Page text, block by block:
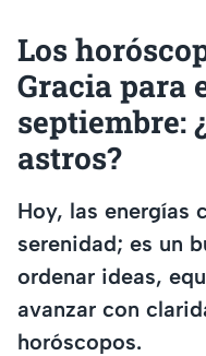
Los
Gracia para
septiembre:
astros?
Hoy, las energías
serenidad; es un
ordenar ideas,
avanzar con
horóscopos.